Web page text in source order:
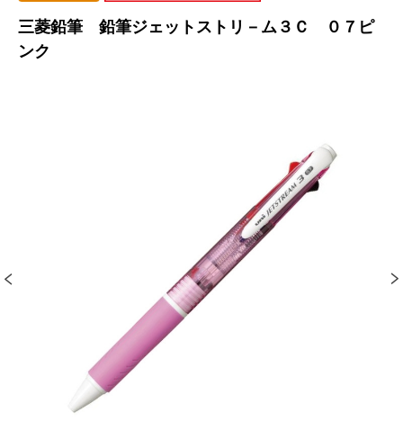
三菱鉛筆 鉛筆ジェットストリ－ム３Ｃ ０７ピ
ンク